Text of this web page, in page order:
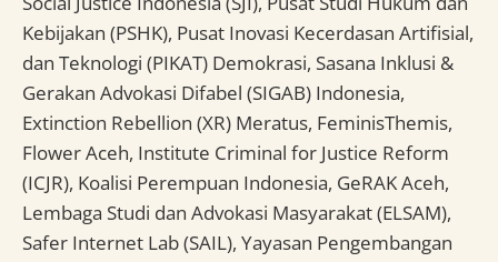
Kebijakan (PSHK), Pusat Inovasi Kecerdasan Artifisial,
dan Teknologi (PIKAT) Demokrasi, Sasana Inklusi &
Gerakan Advokasi Difabel (SIGAB) Indonesia,
Extinction Rebellion (XR) Meratus, FeminisThemis,
Flower Aceh, Institute Criminal for Justice Reform
(ICJR), Koalisi Perempuan Indonesia, GeRAK Aceh,
Lembaga Studi dan Advokasi Masyarakat (ELSAM),
Safer Internet Lab (SAIL), Yayasan Pengembangan